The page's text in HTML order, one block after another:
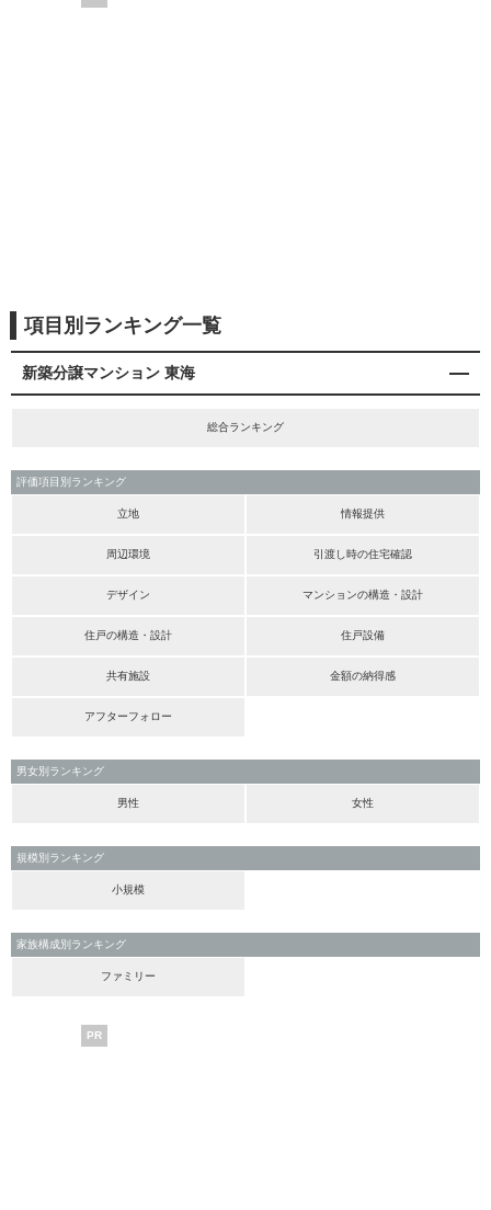
項目別ランキング一覧
新築分譲マンション 東海
総合ランキング
評価項目別ランキング
立地 情報提供
周辺環境 引渡し時の住宅確認
デザイン マンションの構造・設計
住戸の構造・設計 住戸設備
共有施設 金額の納得感
アフターフォロー
男女別ランキング
男性 女性
規模別ランキング
小規模
家族構成別ランキング
ファミリー
PR